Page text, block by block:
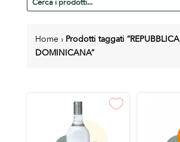
prodotti
Home › Prodotti taggati “REPUBBLICA
DOMINICANA”